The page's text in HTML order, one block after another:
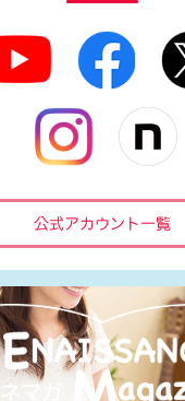
公式アカウント一覧